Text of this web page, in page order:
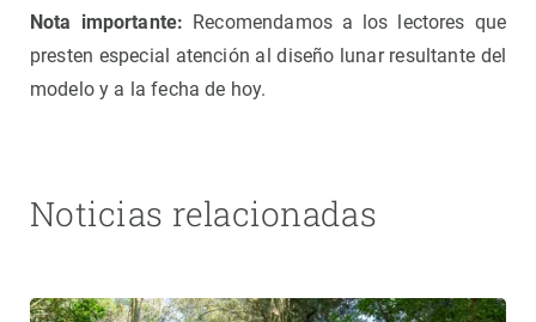
Nota importante: Recomendamos a los lectores que
presten especial atención al diseño lunar resultante del
modelo y a la fecha de hoy.
Noticias relacionadas